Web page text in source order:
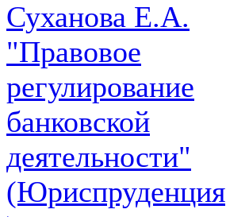
Суханова Е.А.
"Правовое
регулирование
банковской
деятельности"
(Юриспруденция